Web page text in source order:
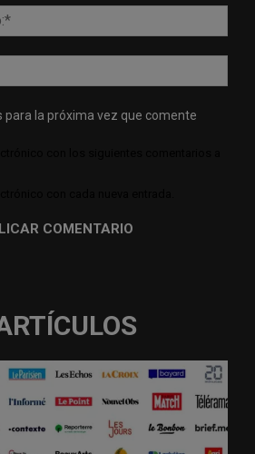
para la próxima vez que comente